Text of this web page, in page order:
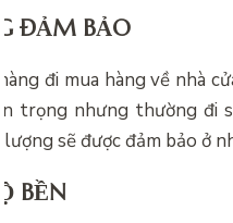
ĐẢM BẢO
đi mua hàng về nhà
trọng nhưng thường đi
sẽ được đảm bảo ở
BỀN